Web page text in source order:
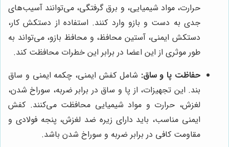
حرارت، مواد شیمیایی، و برق گرفتگی، می‌توانند آسیب‌های
جدی به دست و بازو وارد کنند. استفاده از دستکش کار،
دستکش ایمنی، آستین محافظ، و محافظ بازو، می‌تواند به
طور موثری از این اعضا در برابر این خطرات محافظت کند.
حفاظت پا و ساق: شامل کفش ایمنی، چکمه ایمنی و ساق
بند. این تجهیزات، از پا و ساق در برابر ضربه، سوراخ شدن،
لغزش، حرارت و مواد شیمیایی محافظت می‌کنند. کفش
ایمنی مناسب، باید دارای زیره ضد لغزش، پنجه فولادی و
مقاومت کافی در برابر ضربه و سوراخ شدن باشد.